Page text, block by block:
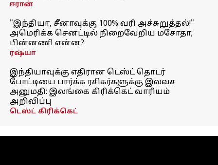
ஈரான்
"இந்தியா, சீனாவுக்கு 100% வரி அச்சுறுத்தல்!"
அமெரிக்க செனட்டில் நிறைவேறிய மசோதா;
பின்னணி என்ன?
ரஷ்யா
இந்தியாவுக்கு எதிரான டெஸ்ட் தொடர்
போட்டியை பார்க்க ரசிகர்களுக்கு இலவச
அனுமதி: இலங்கை கிரிக்கெட் வாரியம்
அறிவிப்பு
டெஸ்ட் கிரிக்கெட்